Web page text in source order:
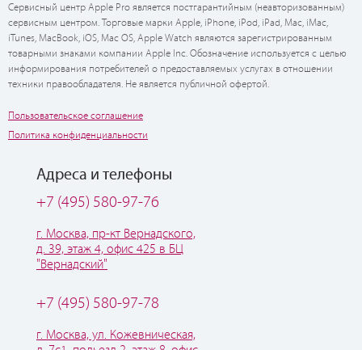
Сервисный центр Apple Pro является постгарантийным (неавторизованным)
сервисным центром. Торговые марки Apple, iPhone, iPod, iPad, Mac, iMac,
iTunes, MacBook, iOS, Mac OS, Apple Watch являются зарегистрированным
товарными знаками компании Apple Inc. Обозначение используется с целью
информирования потребителей о предоставляемых услугах в отношении
техники правообладателя. Не является публичной офертой.
Пользовательское соглашение
Политика конфиденциальности
Адреса и телефоны
+7 (495) 580-97-76
г. Москва, пр-кт Вернадского,
д. 39, этаж 4, офис 425 в БЦ
"Вернадский"
+7 (495) 580-97-78
г. Москва, ул. Кожевническая,